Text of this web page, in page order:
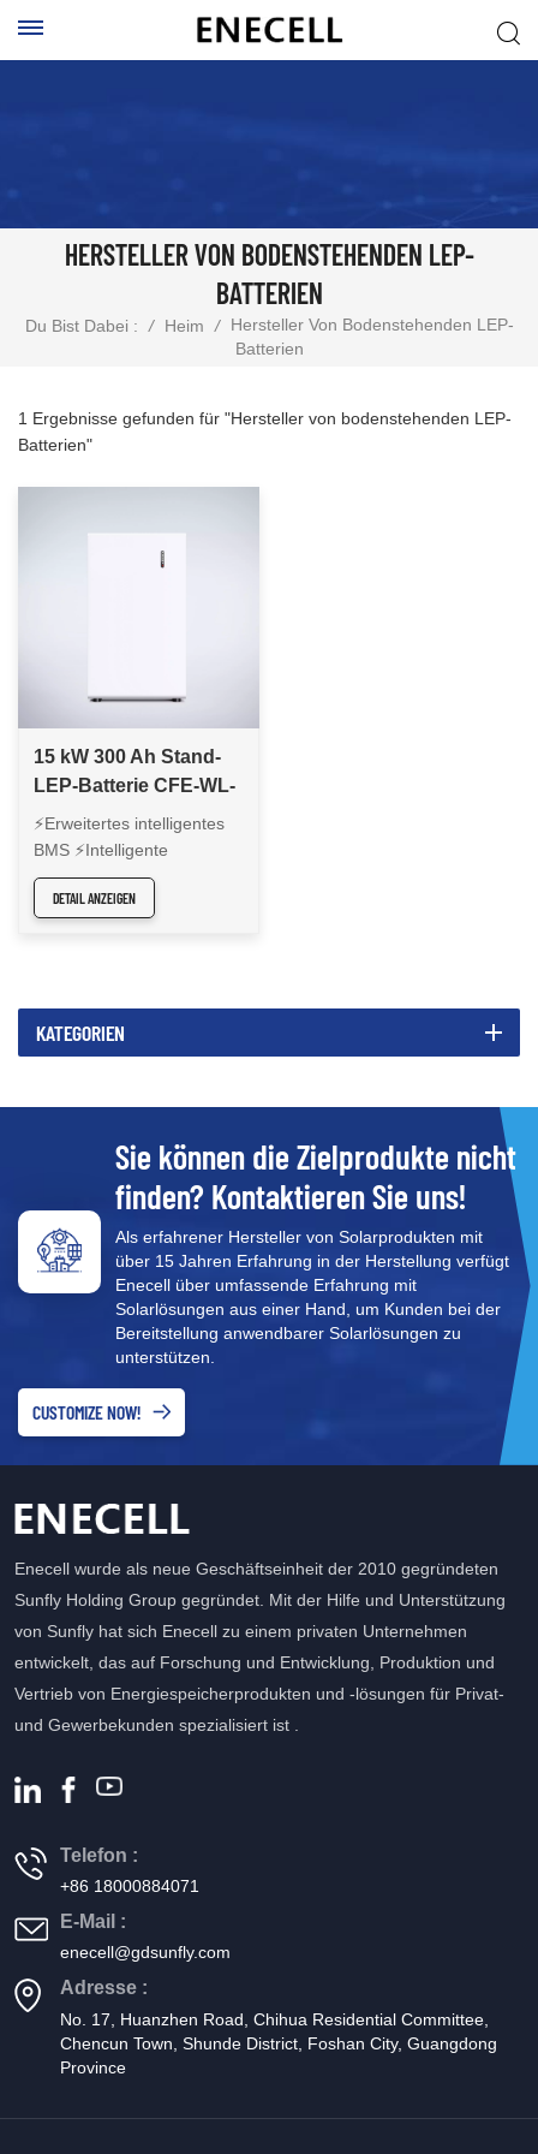
HERSTELLER VON BODENSTEHENDEN LEP-
BATTERIEN
Du Bist Dabei : / Heim /
Hersteller Von Bodenstehenden LEP-
Batterien
1 Ergebnisse gefunden für "Hersteller von bodenstehenden LEP-
Batterien"
15 kW 300 Ah Stand-
LEP-Batterie CFE-WL-
15
⚡Erweitertes intelligentes
BMS ⚡Intelligente
Abstimmung von 45
Wechselrichtermodellen
Sicherheitsschutzstrategien
⚡An der Wand montiert,
nur 16 cm
DETAIL ANZEIGEN
KATEGORIEN
Sie können die Zielprodukte nicht
finden? Kontaktieren Sie uns!
Als erfahrener Hersteller von Solarprodukten mit
über 15 Jahren Erfahrung in der Herstellung verfügt
Enecell über umfassende Erfahrung mit
Solarlösungen aus einer Hand, um Kunden bei der
Bereitstellung anwendbarer Solarlösungen zu
unterstützen.
CUSTOMIZE NOW!
Enecell wurde als neue Geschäftseinheit der 2010 gegründeten
Sunfly Holding Group gegründet. Mit der Hilfe und Unterstützung
von Sunfly hat sich Enecell zu einem privaten Unternehmen
entwickelt, das auf Forschung und Entwicklung, Produktion und
Vertrieb von Energiespeicherprodukten und -lösungen für Privat-
und Gewerbekunden spezialisiert ist .
Telefon :
+86 18000884071
E-Mail :
enecell@gdsunfly.com
Adresse :
No. 17, Huanzhen Road, Chihua Residential Committee,
Chencun Town, Shunde District, Foshan City, Guangdong
Province